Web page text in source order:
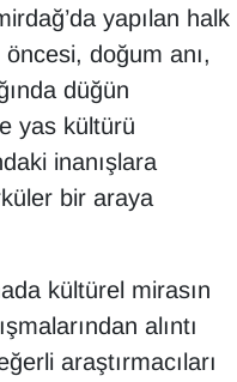
yapılan halk
doğum anı,
düğün
yas kültürü
inanışlara
bir araya
kültürel mirasın
alıntı
araştırmacıları